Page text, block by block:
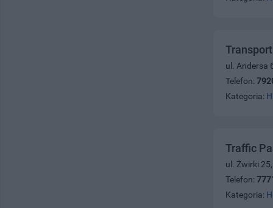
ul. Andersa
Telefon:
Kategoria:
Traffic
ul. Żwirki
Telefon:
Kategoria: